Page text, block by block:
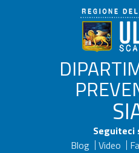
Seguiteci
Blog
Video